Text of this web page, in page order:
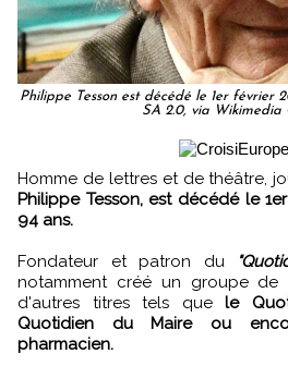
Philippe Tesson est décédé le 1er février
SA 2.0, via Wikimedia
Homme de lettres et de théâtre,
Philippe Tesson, est décédé le
94 ans.
Fondateur et patron du
notamment créé un groupe de
d'autres titres tels que le
Quotidien du Maire ou
pharmacien.